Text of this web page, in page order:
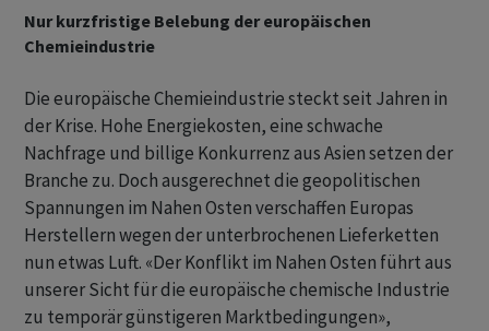
Nur kurzfristige Belebung der europäischen
Chemieindustrie
Die europäische Chemieindustrie steckt seit Jahren in
der Krise. Hohe Energiekosten, eine schwache
Nachfrage und billige Konkurrenz aus Asien setzen der
Branche zu. Doch ausgerechnet die geopolitischen
Spannungen im Nahen Osten verschaffen Europas
Herstellern wegen der unterbrochenen Lieferketten
nun etwas Luft. «Der Konflikt im Nahen Osten führt aus
unserer Sicht ‌für die europäische ⁠chemische Industrie
zu temporär günstigeren Marktbedingungen»,